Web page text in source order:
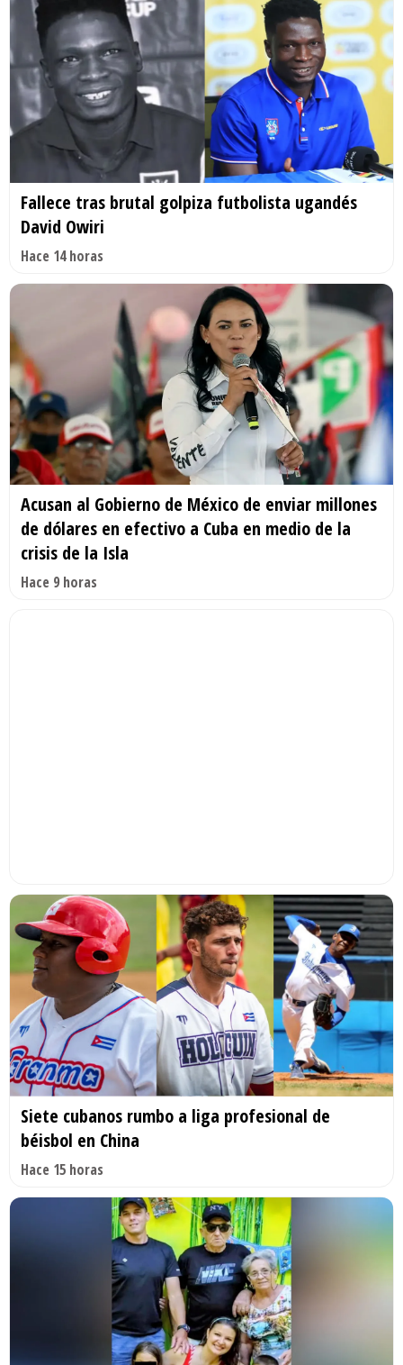
Fallece tras brutal golpiza futbolista ugandés
David Owiri
Hace 14 horas
Acusan al Gobierno de México de enviar millones
de dólares en efectivo a Cuba en medio de la
crisis de la Isla
Hace 9 horas
Siete cubanos rumbo a liga profesional de
béisbol en China
Hace 15 horas